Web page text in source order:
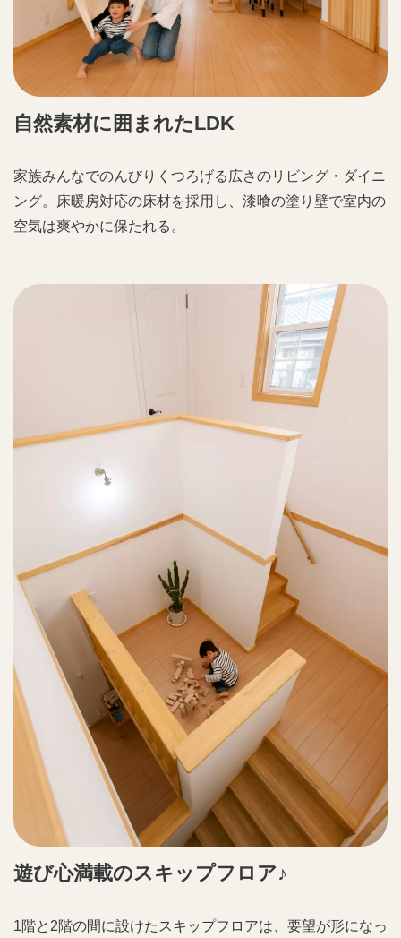
自然素材に囲まれたLDK
家族みんなでのんびりくつろげる広さのリビング・ダイニ
ング。床暖房対応の床材を採用し、漆喰の塗り壁で室内の
空気は爽やかに保たれる。
遊び心満載のスキップフロア♪
1階と2階の間に設けたスキップフロアは、要望が形になっ